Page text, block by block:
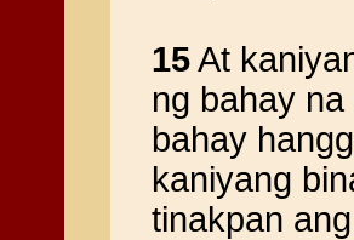
15At
ng bahay
bahay
kaniyang
tinakpan